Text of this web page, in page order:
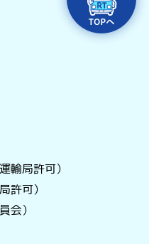
輸局許可）
許可）
会）